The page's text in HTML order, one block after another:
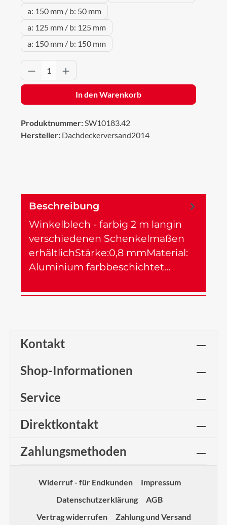
a: 150 mm / b: 50 mm
a: 125 mm / b: 125 mm
a: 150 mm / b: 150 mm
Produkt Anzahl: Gib den gewünschten
In den Warenkorb
Produktnummer:SW10183.42
Hersteller: Dachdeckerversand2014
Beschreibung
Winkelblech - farbig 2 m langin
verschiedenen Schenkelmaßen
erhältlichStärke:0,8 mmMaterial:
Aluminium farbbeschichtet…
Kontakt
Shop-Informationen
Service
Direktkontakt
Zahlungsmethoden
Widerruf - für Endkunden
Impressum
Datenschutzerklärung
AGB
Vertrag widerrufen
Zahlung und Versand